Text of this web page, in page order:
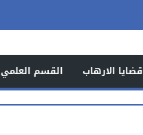
قضايا الارهاب القسم العلمي